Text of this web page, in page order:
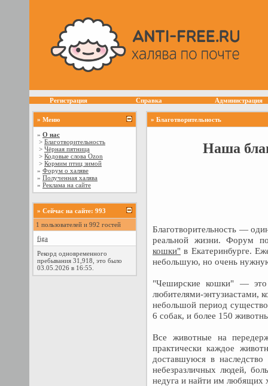
Регистрация Справка Администрация
» Меню
» О нас
> Благотворительность
> Чёрная пятница
> Кодовые слова Ozon
> Кормим птиц зимой
» Форум о халяве
» Полученная халява
» Реклама на сайте
» Сейчас на сайте: 993
1 пользователей и 992 гостей
figa
Рекорд одновременного
пребывания 31,918, это было
03.05.2026 в 16:55.
» Благотворительность
Наша
Благотворительность —
реальной жизни. Форум
кошки" в Екатеринбурге.
небольшую, но очень
"Чеширские кошки" — это
любителями-энтузиастами,
небольшой период
6 собак, и более 150
Все животные на
практически каждое
доставшуюся в
небезразличных людей,
недуга и найти им любящих